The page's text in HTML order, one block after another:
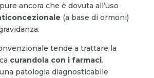
ancora che è dovuta all’uso
(a base di ormoni)
tende a trattare la
curandola con i farmaci.
patologia diagnosticabile